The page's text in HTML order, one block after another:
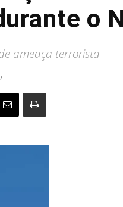
o
ameaça terrorista